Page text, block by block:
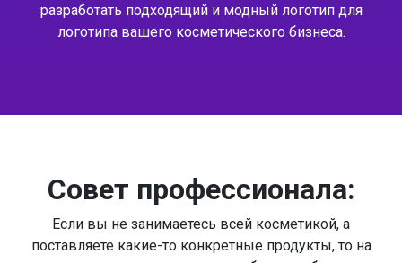
разработать подходящий и модный логотип для
логотипа вашего косметического бизнеса.
Совет профессионала:
Если вы не занимаетесь всей косметикой, а
поставляете какие-то конкретные продукты, то на